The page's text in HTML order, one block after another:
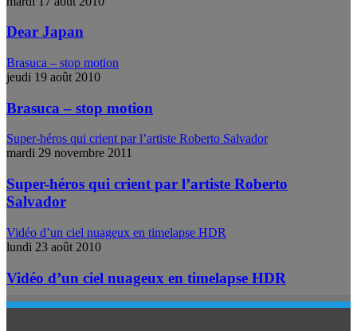
Dear Japan
Brasuca – stop motion
jeudi 19 août 2010
Brasuca – stop motion
Super-héros qui crient par l’artiste Roberto Salvador
mardi 29 novembre 2011
Super-héros qui crient par l’artiste Roberto
Salvador
Vidéo d’un ciel nuageux en timelapse HDR
lundi 23 août 2010
Vidéo d’un ciel nuageux en timelapse HDR